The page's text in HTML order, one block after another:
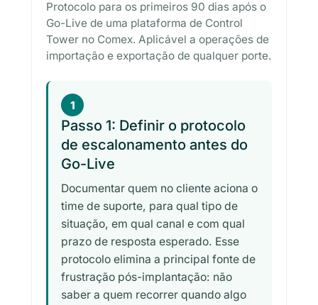
Protocolo para os primeiros 90 dias após o
Go-Live de uma plataforma de Control
Tower no Comex. Aplicável a operações de
importação e exportação de qualquer porte.
1
Passo 1: Definir o protocolo
de escalonamento antes do
Go-Live
Documentar quem no cliente aciona o
time de suporte, para qual tipo de
situação, em qual canal e com qual
prazo de resposta esperado. Esse
protocolo elimina a principal fonte de
frustração pós-implantação: não
saber a quem recorrer quando algo